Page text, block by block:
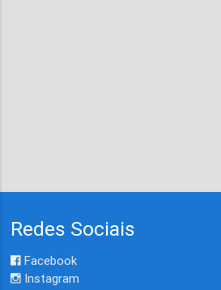
Redes Sociais
Facebook
Instagram